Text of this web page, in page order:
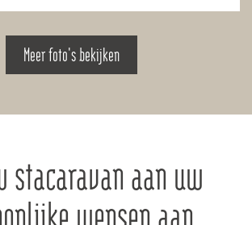
Meer foto's bekijken
stacaravan aan uw
wensen aan